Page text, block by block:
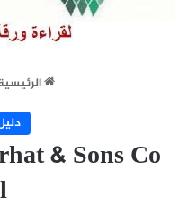
& Sons Co